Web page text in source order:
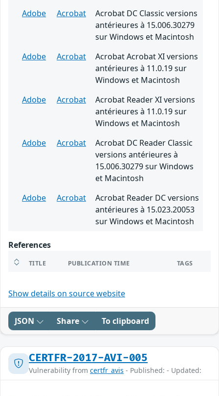
Adobe
Acrobat
Acrobat DC Classic versions
antérieures à 15.006.30279
sur Windows et Macintosh
Adobe
Acrobat
Acrobat Acrobat XI versions
antérieures à 11.0.19 sur
Windows et Macintosh
Adobe
Acrobat
Acrobat Reader XI versions
antérieures à 11.0.19 sur
Windows et Macintosh
Adobe
Acrobat
Acrobat DC Reader Classic
versions antérieures à
15.006.30279 sur Windows
et Macintosh
Adobe
Acrobat
Acrobat Reader DC versions
antérieures à 15.023.20053
sur Windows et Macintosh
References
TITLE PUBLICATION TIME TAGS
Show details on source website
JSON Share To clipboard
CERTFR-2017-AVI-005
Vulnerability from certfr_avis - Published: - Updated: